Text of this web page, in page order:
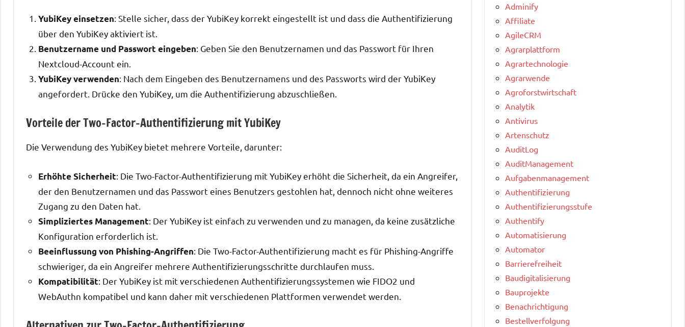
YubiKey einsetzen: Stelle sicher, dass der YubiKey korrekt eingestellt ist und dass die Authentifizierung
über den YubiKey aktiviert ist.
Benutzername und Passwort eingeben: Geben Sie den Benutzernamen und das Passwort für Ihren
Nextcloud-Account ein.
YubiKey verwenden: Nach dem Eingeben des Benutzernamens und des Passworts wird der YubiKey
angefordert. Drücke den YubiKey, um die Authentifizierung abzuschließen.
Vorteile der Two-Factor-Authentifizierung mit YubiKey
Die Verwendung des YubiKey bietet mehrere Vorteile, darunter:
Erhöhte Sicherheit: Die Two-Factor-Authentifizierung mit YubiKey erhöht die Sicherheit, da ein Angreifer,
der den Benutzernamen und das Passwort eines Benutzers gestohlen hat, dennoch nicht ohne weiteres
Zugang zu den Daten hat.
Simpliziertes Management: Der YubiKey ist einfach zu verwenden und zu managen, da keine zusätzliche
Konfiguration erforderlich ist.
Beeinflussung von Phishing-Angriffen: Die Two-Factor-Authentifizierung macht es für Phishing-Angriffe
schwieriger, da ein Angreifer mehrere Authentifizierungsschritte durchlaufen muss.
Kompatibilität: Der YubiKey ist mit verschiedenen Authentifizierungssystemen wie FIDO2 und
WebAuthn kompatibel und kann daher mit verschiedenen Plattformen verwendet werden.
Adminify
Affiliate
AgileCRM
Agrarplattform
Agrartechnologie
Agrarwende
Agroforstwirtschaft
Analytik
Antivirus
Artenschutz
AuditLog
AuditManagement
Aufgabenmanagement
Authentifizierung
Authentifizierungsstufe
Authentify
Automatisierung
Automator
Barrierefreiheit
Baudigitalisierung
Bauprojekte
Benachrichtigung
Bestellverfolgung